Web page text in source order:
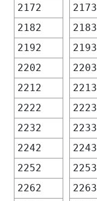
2172
2173
2182
2183
2192
2193
2202
2203
2212
2213
2222
2223
2232
2233
2242
2243
2252
2253
2262
2263